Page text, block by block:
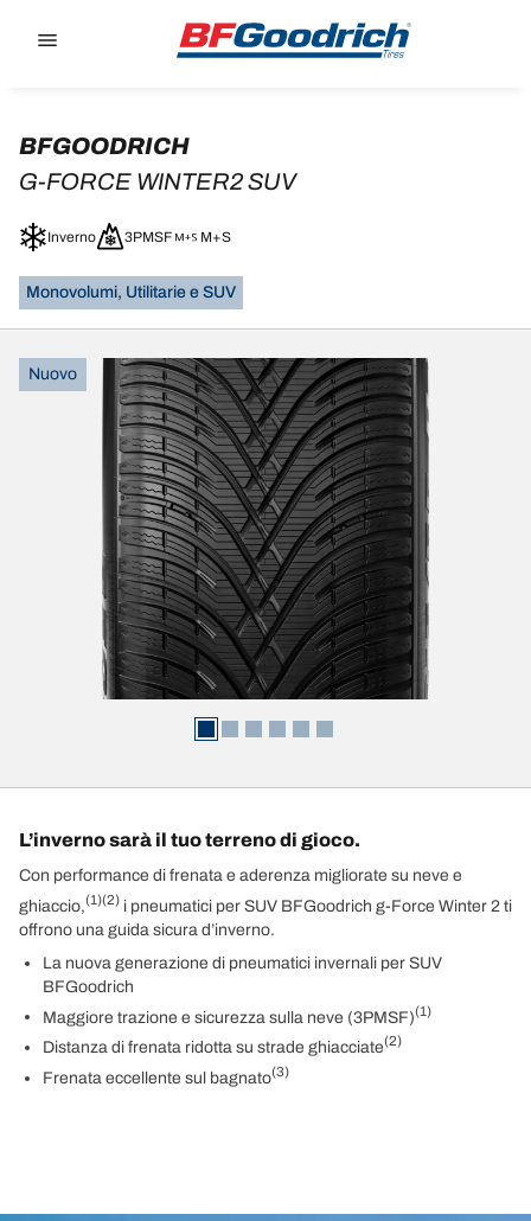
Nuovo
BFGOODRICH
G-FORCE WINTER2 SUV
Inverno 3PMSF M+S
Monovolumi, Utilitarie e SUV
L’inverno sarà il tuo terreno di gioco.
Con performance di frenata e aderenza migliorate su neve e
ghiaccio,(1)(2) i pneumatici per SUV BFGoodrich g-Force Winter 2 ti
offrono una guida sicura d’inverno.
La nuova generazione di pneumatici invernali per SUV
BFGoodrich
Maggiore trazione e sicurezza sulla neve (3PMSF)(1)
Distanza di frenata ridotta su strade ghiacciate(2)
Frenata eccellente sul bagnato(3)